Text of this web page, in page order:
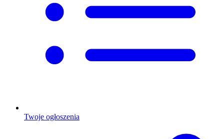
Twoje ogłoszenia